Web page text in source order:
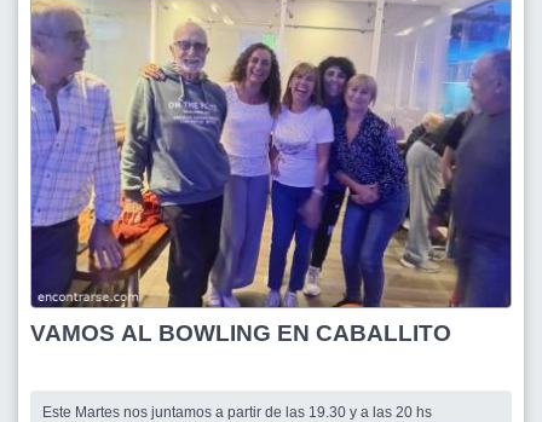
VAMOS AL BOWLING EN CABALLITO
Este Martes nos juntamos a partir de las 19.30 y a las 20 hs